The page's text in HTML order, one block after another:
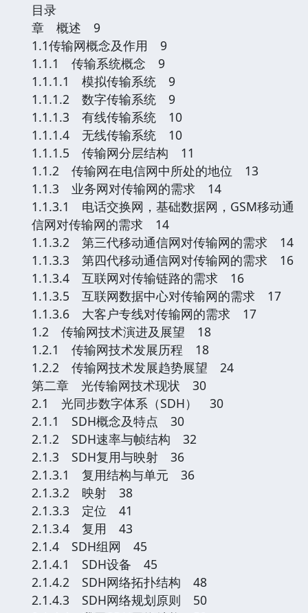
目录
章 概述 9
1.1传输网概念及作用 9
1.1.1 传输系统概念 9
1.1.1.1 模拟传输系统 9
1.1.1.2 数字传输系统 9
1.1.1.3 有线传输系统 10
1.1.1.4 无线传输系统 10
1.1.1.5 传输网分层结构 11
1.1.2 传输网在电信网中所处的地位 13
1.1.3 业务网对传输网的需求 14
1.1.3.1 电话交换网，基础数据网，GSM移动通
信网对传输网的需求 14
1.1.3.2 第三代移动通信网对传输网的需求 14
1.1.3.3 第四代移动通信网对传输网的需求 16
1.1.3.4 互联网对传输链路的需求 16
1.1.3.5 互联网数据中心对传输网的需求 17
1.1.3.6 大客户专线对传输网的需求 17
1.2 传输网技术演进及展望 18
1.2.1 传输网技术发展历程 18
1.2.2 传输网技术发展趋势展望 24
第二章 光传输网技术现状 30
2.1 光同步数字体系（SDH） 30
2.1.1 SDH概念及特点 30
2.1.2 SDH速率与帧结构 32
2.1.3 SDH复用与映射 36
2.1.3.1 复用结构与单元 36
2.1.3.2 映射 38
2.1.3.3 定位 41
2.1.3.4 复用 43
2.1.4 SDH组网 45
2.1.4.1 SDH设备 45
2.1.4.2 SDH网络拓扑结构 48
2.1.4.3 SDH网络规划原则 50